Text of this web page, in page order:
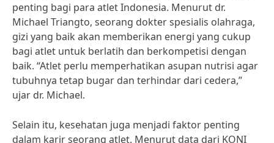
penting bagi para atlet Indonesia. Menurut dr.
Michael Triangto, seorang dokter spesialis olahraga,
gizi yang baik akan memberikan energi yang cukup
bagi atlet untuk berlatih dan berkompetisi dengan
baik. “Atlet perlu memperhatikan asupan nutrisi agar
tubuhnya tetap bugar dan terhindar dari cedera,”
ujar dr. Michael.
Selain itu, kesehatan juga menjadi faktor penting
dalam karir seorang atlet. Menurut data dari KONI